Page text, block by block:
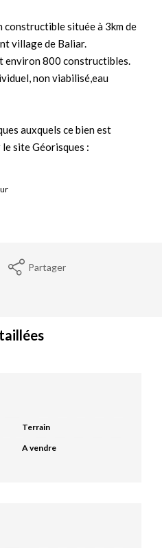
située à 3km de
village de Baliar.
environ 800 constructibles.
non viabilisé,eau
auxquels ce bien est
site Géorisques :
Partager
Terrain
A vendre